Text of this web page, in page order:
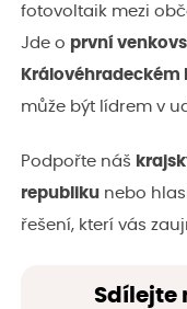
fotovoltaik mezi
Jde o první
Královéhradeckém
může být lídrem v
Podpořte náš
republiku nebo
řešení, kterí vás
Sdílejte